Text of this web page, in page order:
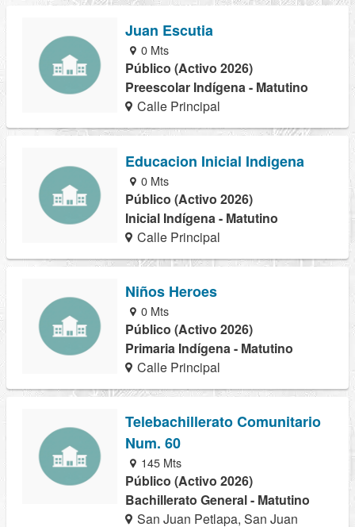
Juan Escutia
0 Mts
Público (Activo 2026)
Preescolar Indígena - Matutino
Calle Principal
Educacion Inicial Indigena
0 Mts
Público (Activo 2026)
Inicial Indígena - Matutino
Calle Principal
Niños Heroes
0 Mts
Público (Activo 2026)
Primaria Indígena - Matutino
Calle Principal
Telebachillerato Comunitario
Num. 60
145 Mts
Público (Activo 2026)
Bachillerato General - Matutino
San Juan Petlapa, San Juan